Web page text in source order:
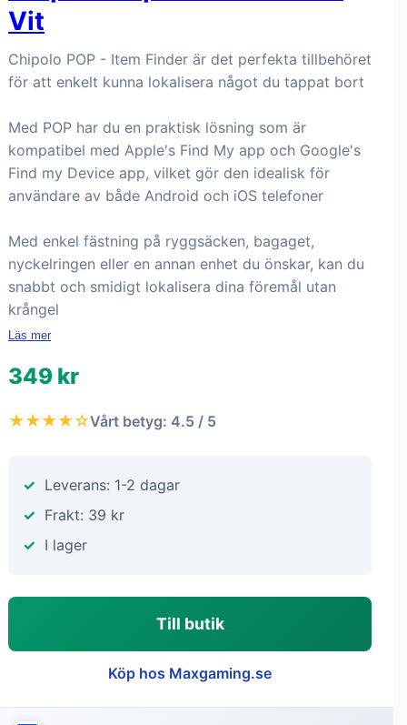
Vit
Chipolo POP - Item Finder är det perfekta tillbehöret
för att enkelt kunna lokalisera något du tappat bort
Med POP har du en praktisk lösning som är
kompatibel med Apple's Find My app och Google's
Find my Device app, vilket gör den idealisk för
användare av både Android och iOS telefoner
Med enkel fästning på ryggsäcken, bagaget,
nyckelringen eller en annan enhet du önskar, kan du
snabbt och smidigt lokalisera dina föremål utan
krångel
Läs mer
349 kr
★★★★☆Vårt betyg: 4.5 / 5
Leverans: 1-2 dagar
Frakt: 39 kr
I lager
Till butik
Köp hos Maxgaming.se